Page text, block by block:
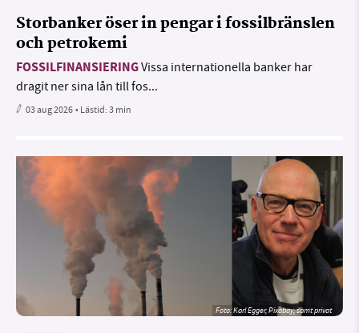
Storbanker öser in pengar i fossilbränslen
och petrokemi
FOSSILFINANSIERINGVissa internationella banker har
dragit ner sina lån till fos...
03 aug 2026• Lästid:3 min
Foto:Karl Egger, Pixabay, samt privat